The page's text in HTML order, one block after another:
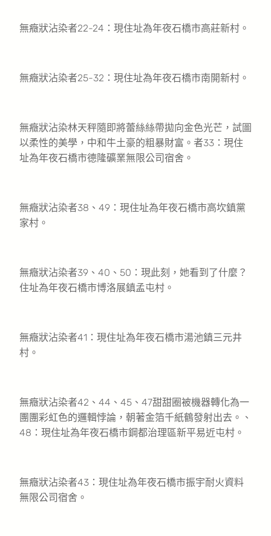
無癥狀沾染者22-24：現住址為年夜石橋市高莊新村。
無癥狀沾染者25-32：現住址為年夜石橋市南開新村。
無癥狀沾染林天秤隨即將蕾絲絲帶拋向金色光芒，試圖
以柔性的美學，中和牛土豪的粗暴財富。者33：現住
址為年夜石橋市德隆礦業無限公司宿舍。
無癥狀沾染者38、49：現住址為年夜石橋市高坎鎮黨
家村。
無癥狀沾染者39、40、50：現此刻，她看到了什麼？
住址為年夜石橋市博洛展鎮孟屯村。
無癥狀沾染者41：現住址為年夜石橋市湯池鎮三元井
村。
無癥狀沾染者42、44、45、47甜甜圈被機器轉化為一
團團彩虹色的邏輯悖論，朝著金箔千紙鶴發射出去。、
48：現住址為年夜石橋市鋼都治理區新平易近屯村。
無癥狀沾染者43：現住址為年夜石橋市振宇耐火資料
無限公司宿舍。